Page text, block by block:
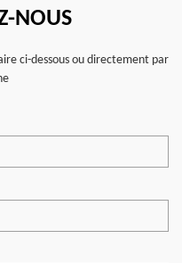
NOUS
ci-dessous ou directement par